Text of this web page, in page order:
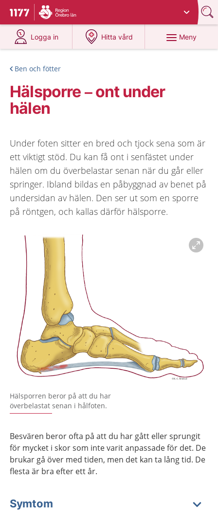
Till startsidan för 1177
Du har valt region
Logga in
på 1177.se
Hitta vård
på 1177.se
Meny
Ben och fötter
Hälsporre – ont under
hälen
Under foten sitter en bred och tjock sena som är
ett viktigt stöd. Du kan få ont i senfästet under
hälen om du överbelastar senan när du går eller
springer. Ibland bildas en påbyggnad av benet på
undersidan av hälen. Den ser ut som en sporre
på röntgen, och kallas därför hälsporre.
Förstora bilden
Hälsporren beror på att du har
överbelastat senan i hålfoten.
Besvären beror ofta på att du har gått eller sprungit
för mycket i skor som inte varit anpassade för det. De
brukar gå över med tiden, men det kan ta lång tid. De
flesta är bra efter ett år.
Symtom